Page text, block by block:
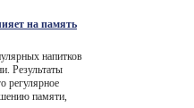
на память
напитков
Результаты
регулярное
памяти,